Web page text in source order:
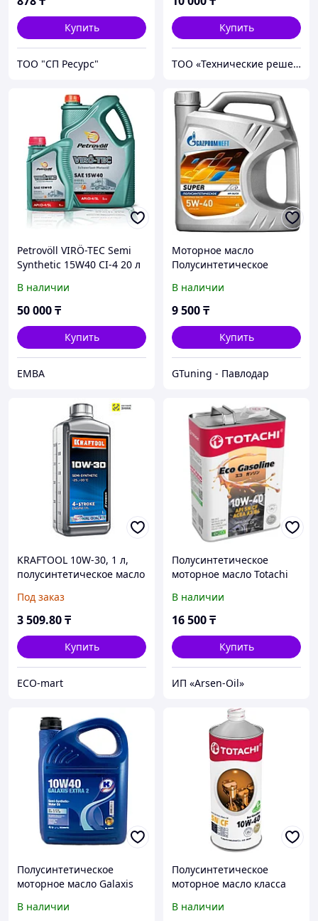
Купить
ТОО "СП Ресурс"
Купить
ТОО «Технические решения»
Petrovöll VIRÖ-TEC Semi
Synthetic 15W40 CI-4 20 л
МАСЛО ДЛЯ ДИЗЕЛЬНЫХ
ДВИГАТЕЛЕЙ
В наличии
50 000₸
Купить
EMBA
Моторное масло
Полусинтетическое
4 л
В наличии
9 500₸
Купить
GTuning - Павлодар
KRAFTOOL 10W-30, 1 л,
полусинтетическое масло
(41513-1)
Под заказ
3 509.80₸
Купить
ECO-mart
Полусинтетическое
моторное масло Totachi
В наличии
16 500₸
Купить
ИП «Arsen-Oil»
Полусинтетическое
моторное масло Galaxis
Kuttenkeuler
В наличии
Полусинтетическое
моторное масло класса
Gasoline 10W-40 1L
В наличии